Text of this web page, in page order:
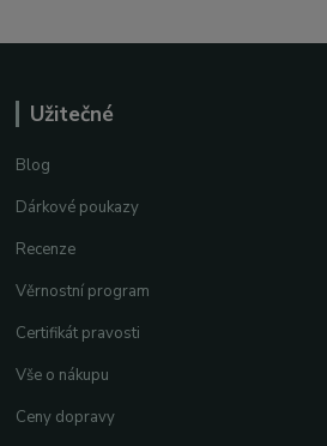
Užitečné
Blog
Dárkové poukazy
Recenze
Věrnostní program
Certifikát pravosti
Vše o nákupu
Ceny dopravy